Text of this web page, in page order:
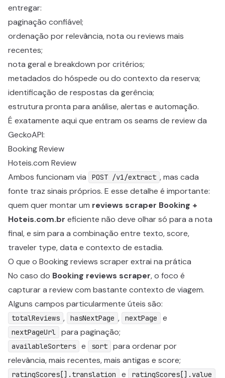
entregar:
paginação confiável;
ordenação por relevância, nota ou reviews mais
recentes;
nota geral e breakdown por critérios;
metadados do hóspede ou do contexto da reserva;
identificação de respostas da gerência;
estrutura pronta para análise, alertas e automação.
É exatamente aqui que entram os seams de review da
GeckoAPI:
Booking Review
Hoteis.com Review
Ambos funcionam via
POST /v1/extract , mas cada
fonte traz sinais próprios. E esse detalhe é importante:
quem quer montar um reviews scraper Booking +
Hoteis.com.br eficiente não deve olhar só para a nota
final, e sim para a combinação entre texto, score,
traveler type, data e contexto de estadia.
O que o Booking reviews scraper extrai na prática
No caso do Booking reviews scraper, o foco é
capturar a review com bastante contexto de viagem.
Alguns campos particularmente úteis são:
totalReviews , hasNextPage , nextPage e
nextPageUrl para paginação;
availableSorters e sort
para ordenar por
relevância, mais recentes, mais antigas e score;
ratingScores[].translation e ratingScores[].value